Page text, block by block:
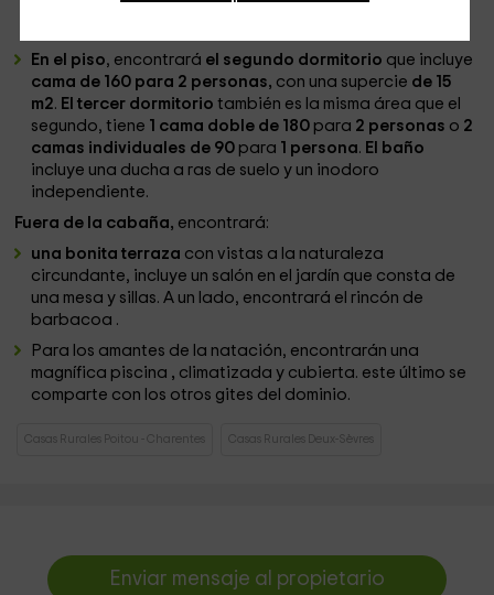
tener dos camas individuales de 90 para 1 persona con
En el piso, encontrará el segundo dormitorio que incluye
cama de 160 para 2 personas, con una supercie de 15
m2. El tercer dormitoriotambién es la misma área que el
segundo, tiene 1 cama doble de 180 para 2 personas o 2
camas individuales de 90 para 1 persona. El baño
incluye una ducha a ras de suelo y un inodoro
independiente.
Fuera de la cabaña, encontrará:
una bonita terraza con vistas a la naturaleza
circundante, incluye un salón en el jardín que consta de
una mesa y sillas. A un lado, encontrará el rincón de
barbacoa .
Para los amantes de la natación, encontrarán una
magnífica piscina , climatizada y cubierta. este último se
comparte con los otros gites del dominio.
Casas Rurales Poitou - Charentes Casas Rurales Deux-Sèvres
Enviar mensaje al propietario